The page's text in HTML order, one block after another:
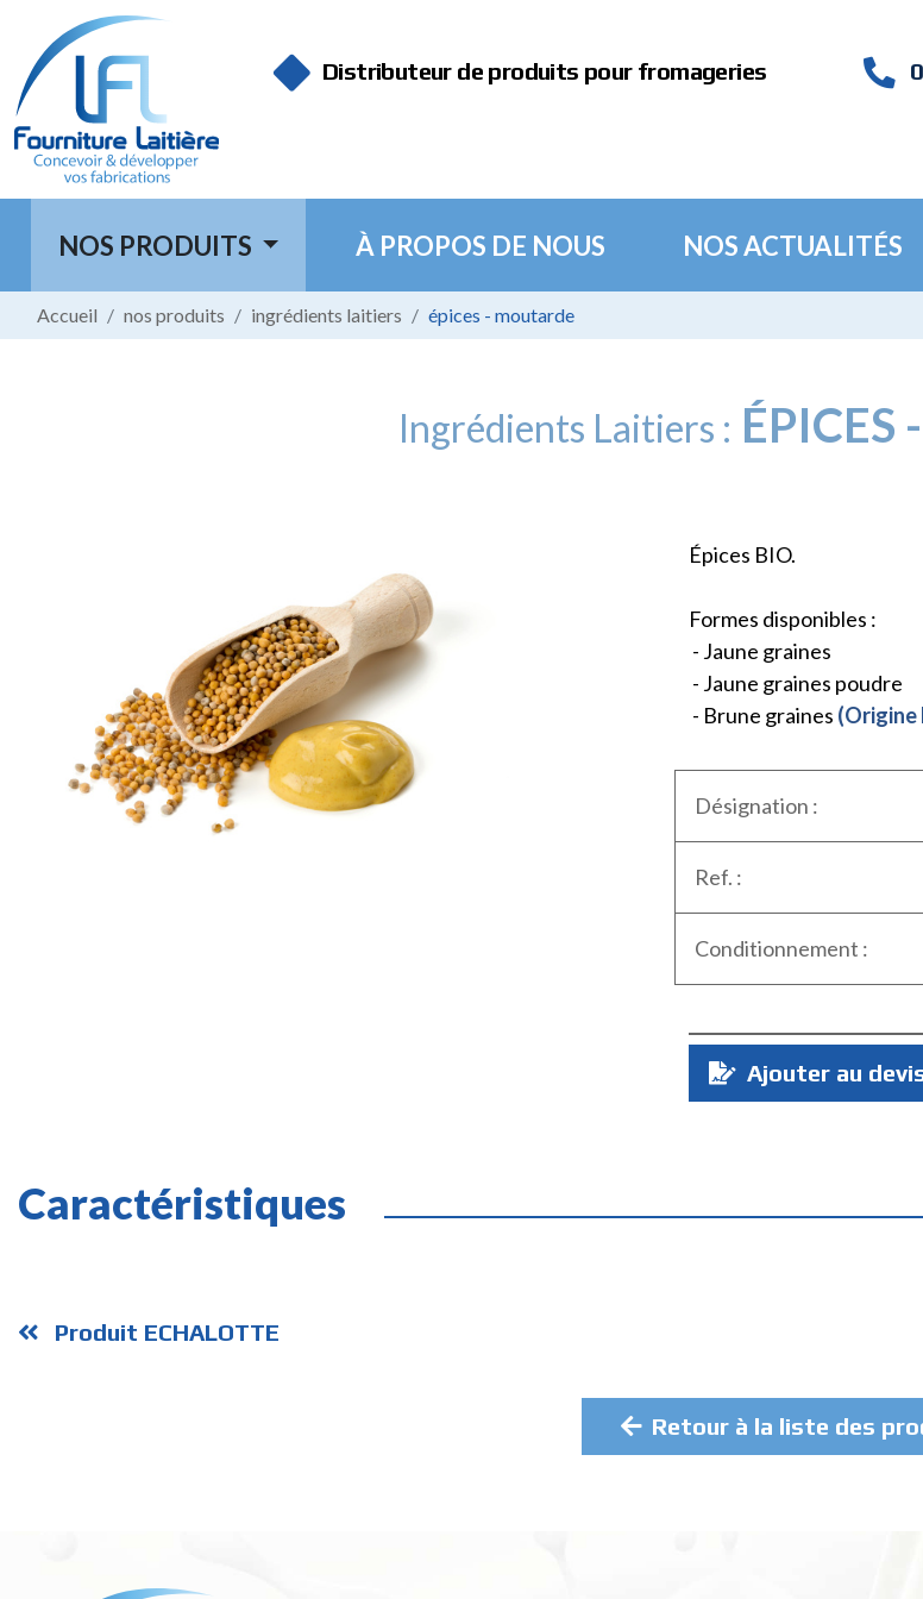
Distributeur de produits pour fromageries
NOS PRODUITS À PROPOS DE NOUS NOS ACTUALITÉS
Accueil nos produits ingrédients laitiers épices - moutarde
Ingrédients Laitiers : ÉPICES
Épices BIO.
Formes disponibles :
- Jaune graines
- Jaune graines poudre
- Brune graines (Origine
Désignation :
Ref. :
Conditionnement :
Quantité
Ajouter au
Caractéristiques
Produit ECHALOTTE
Retour à la liste des
Panneau de gestion des cookies